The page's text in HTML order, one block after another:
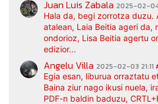
Juan Luis Zabala 2025-02-
Hala da, begi zorrotza duzu.
atalean, Laia Beitia ageri da,
ondorioz, Lisa Beitia agertu
edizior...
Angelu Villa 2025-02-03 21:11
Egia esan, liburua orraztatu
Baina ziur nago ikusi nuela,
PDF-n baldin baduzu,